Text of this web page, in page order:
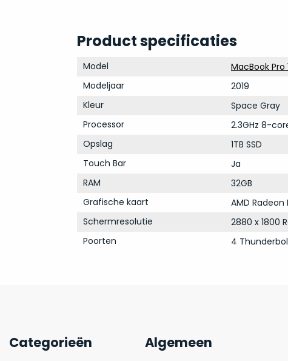
Product specificaties
Model
MacBook Pro
Modeljaar
2019
Kleur
Space Gray
Processor
2.3GHz 8-
Opslag
1TB SSD
Touch Bar
Ja
RAM
32GB
Grafische kaart
AMD
Schermresolutie
2880 x 1800
Poorten
4
Categorieën Algemeen